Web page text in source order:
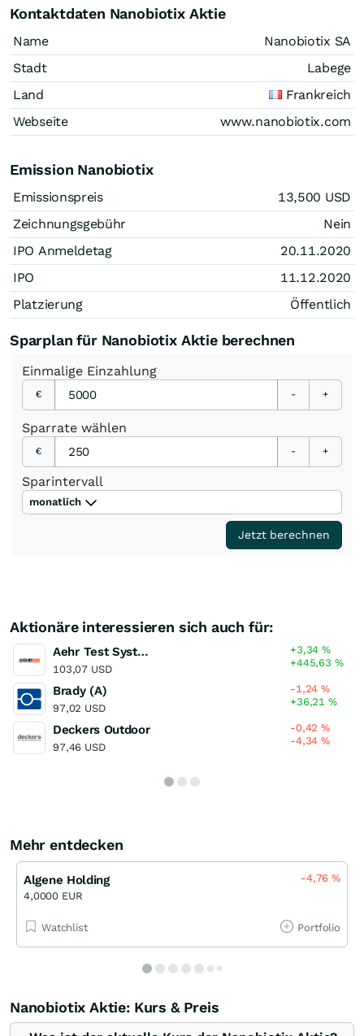
Kontaktdaten Nanobiotix Aktie
Name
Nanobiotix SA
Stadt
Labege
Land
Frankreich
Webseite
www.nanobiotix.com
Emission Nanobiotix
Emissionspreis 13,500 USD
Zeichnungsgebühr
Nein
IPO Anmeldetag
20.11.2020
IPO
11.12.2020
Platzierung
Öffentlich
Sparplan für Nanobiotix Aktie berechnen
Einmalige Einzahlung
€ - +
Sparrate wählen
€ - +
Sparintervall
monatlich
Jetzt berechnen
Aktionäre interessieren sich auch für:
Aehr Test Systems
103,07 USD
+3,34%
+445,63 %
Brady (A)
97,02 USD
-1,24%
+36,21%
Deckers Outdoor
97,46 USD
-0,42%
-4,34%
Mehr entdecken
Algene Holding
4,0000 EUR
-4,76%
Watchlist Portfolio
Nanobiotix Aktie: Kurs & Preis